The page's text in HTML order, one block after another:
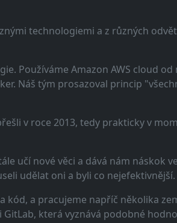
technologiemi a z různých
Používáme Amazon AWS cloud
Náš tým prosazoval princip
v roce 2013, tedy prakticky v
učí nové věci a dává nám náskok
udělat oni a byli co nejefektivnější.
a pracujeme napříč několika
která vyznává podobné